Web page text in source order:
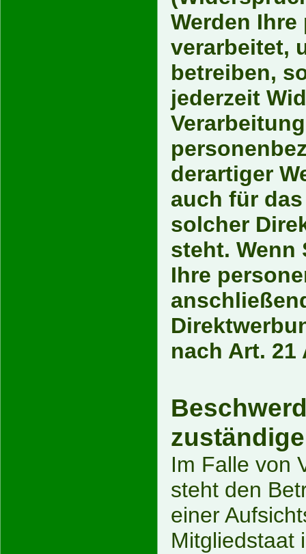
Werden
verarbeitet,
betreiben,
jederzeit
derartiger
auch für
solcher
steht. Wenn
Ihre
nach Art. 21
Im Falle von
steht den
einer
Mitgliedstaat